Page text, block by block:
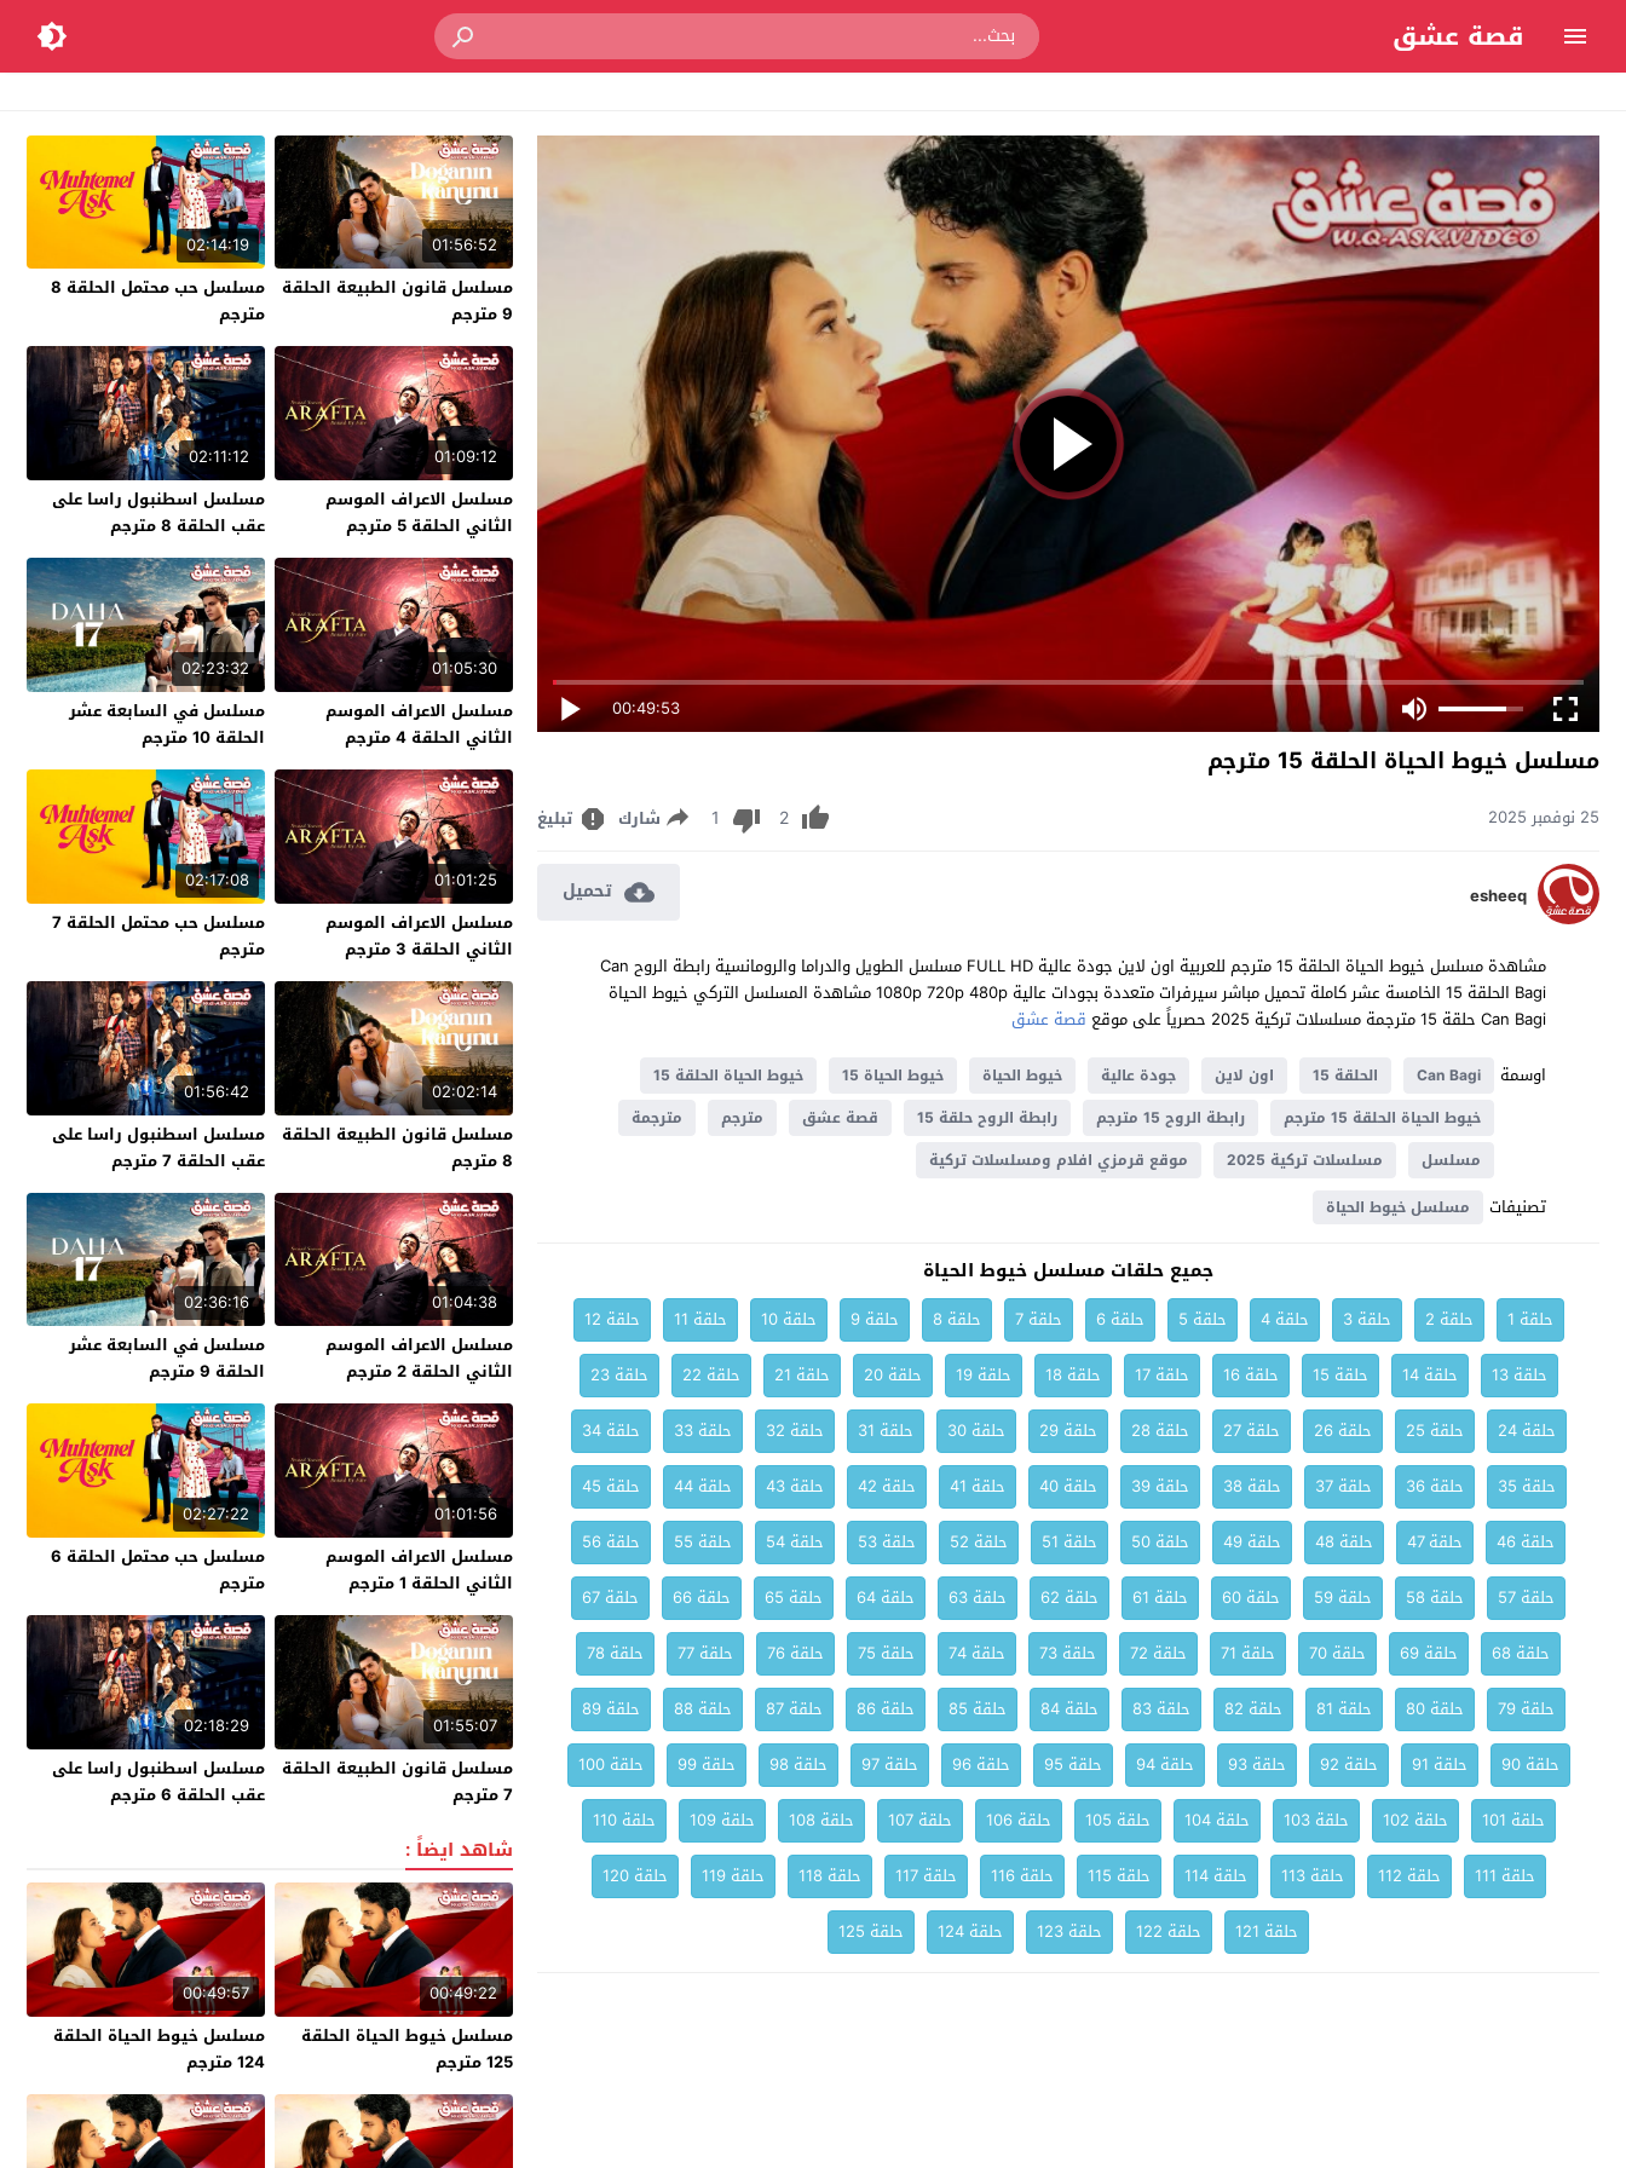
قصة عشق
00:49:53
مسلسل خيوط الحياة الحلقة 15 مترجم
25 نوفمبر 2025 2
1 شارك تبليغ
esheeq تحميل
مشاهدة مسلسل خيوط الحياة الحلقة 15 مترجم للعربية اون لاين جودة عالية FULL HD مسلسل الطويل والدراما والرومانسية رابطة الروح Can
Bagi الحلقة 15 الخامسة عشر كاملة تحميل مباشر سيرفرات متعددة بجودات عالية 1080p 720p 480p مشاهدة المسلسل التركي خيوط الحياة
Can Bagi حلقة 15 مترجمة مسلسلات تركية 2025 حصرياً على موقع
قصة عشق
اوسمة
Can Bagi الحلقة 15 اون لاين جودة عالية خيوط الحياة خيوط الحياة 15
خيوط الحياة الحلقة 15
خيوط الحياة الحلقة 15 مترجم
رابطة الروح 15 مترجم رابطة الروح حلقة 15 قصة عشق مترجم
مترجمة
مسلسل
مسلسلات تركية 2025 موقع قرمزي افلام ومسلسلات تركية
تصنيفات مسلسل خيوط الحياة
جميع حلقات مسلسل خيوط الحياة
حلقة 1 حلقة 2 حلقة 3 حلقة 4 حلقة 5 حلقة 6 حلقة 7 حلقة 8 حلقة 9 حلقة 10 حلقة 11
حلقة 12
حلقة 13
حلقة 14 حلقة 15 حلقة 16 حلقة 17 حلقة 18 حلقة 19 حلقة 20 حلقة 21 حلقة 22
حلقة 23
حلقة 24
حلقة 25 حلقة 26 حلقة 27 حلقة 28 حلقة 29 حلقة 30 حلقة 31 حلقة 32 حلقة 33
حلقة 34
حلقة 35
حلقة 36 حلقة 37 حلقة 38 حلقة 39 حلقة 40 حلقة 41 حلقة 42 حلقة 43 حلقة 44
حلقة 45
حلقة 46
حلقة 47 حلقة 48 حلقة 49 حلقة 50 حلقة 51 حلقة 52 حلقة 53 حلقة 54 حلقة 55
حلقة 56
حلقة 57
حلقة 58 حلقة 59 حلقة 60 حلقة 61 حلقة 62 حلقة 63 حلقة 64 حلقة 65 حلقة 66
حلقة 67
حلقة 68
حلقة 69 حلقة 70 حلقة 71 حلقة 72 حلقة 73 حلقة 74 حلقة 75 حلقة 76 حلقة 77
حلقة 78
حلقة 79
حلقة 80 حلقة 81 حلقة 82 حلقة 83 حلقة 84 حلقة 85 حلقة 86 حلقة 87 حلقة 88
حلقة 89
حلقة 90
حلقة 91 حلقة 92 حلقة 93 حلقة 94 حلقة 95 حلقة 96 حلقة 97 حلقة 98 حلقة 99
حلقة 100
حلقة 101
حلقة 102 حلقة 103 حلقة 104 حلقة 105 حلقة 106 حلقة 107 حلقة 108 حلقة 109
حلقة 110
حلقة 111
حلقة 112 حلقة 113 حلقة 114 حلقة 115 حلقة 116 حلقة 117 حلقة 118 حلقة 119
حلقة 120
حلقة 121
حلقة 122 حلقة 123 حلقة 124 حلقة 125
01:56:52
مسلسل قانون الطبيعة الحلقة
9 مترجم
02:14:19
مسلسل حب محتمل الحلقة 8
مترجم
01:09:12
مسلسل الاعراف الموسم
الثاني الحلقة 5 مترجم
02:11:12
مسلسل اسطنبول راسا على
عقب الحلقة 8 مترجم
01:05:30
مسلسل الاعراف الموسم
الثاني الحلقة 4 مترجم
02:23:32
مسلسل في السابعة عشر
الحلقة 10 مترجم
01:01:25
مسلسل الاعراف الموسم
الثاني الحلقة 3 مترجم
02:17:08
مسلسل حب محتمل الحلقة 7
مترجم
02:02:14
مسلسل قانون الطبيعة الحلقة
8 مترجم
01:56:42
مسلسل اسطنبول راسا على
عقب الحلقة 7 مترجم
01:04:38
مسلسل الاعراف الموسم
الثاني الحلقة 2 مترجم
02:36:16
مسلسل في السابعة عشر
الحلقة 9 مترجم
01:01:56
مسلسل الاعراف الموسم
الثاني الحلقة 1 مترجم
02:27:22
مسلسل حب محتمل الحلقة 6
مترجم
01:55:07
مسلسل قانون الطبيعة الحلقة
7 مترجم
02:18:29
مسلسل اسطنبول راسا على
عقب الحلقة 6 مترجم
شاهد ايضاً :
00:49:22
مسلسل خيوط الحياة الحلقة
125 مترجم
00:49:57
مسلسل خيوط الحياة الحلقة
124 مترجم